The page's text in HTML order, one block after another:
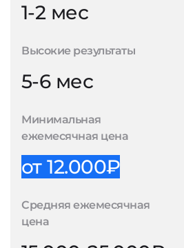
1-2 мес
Высокие результаты
5-6 мес
Минимальная
ежемесячная цена
от 12.000₽
Средняя ежемесячная
цена